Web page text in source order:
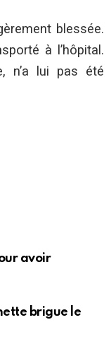
blessée.
à l’hôpital.
n’a lui pas été
avoir
brigue le